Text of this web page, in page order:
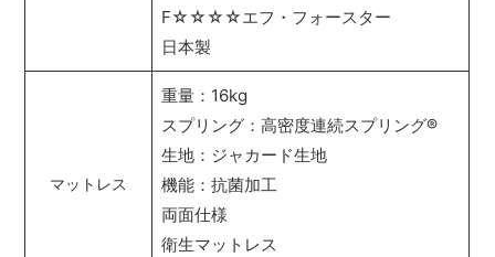
F☆☆☆☆エフ・フォースター
日本製
マットレス
重量：16kg
スプリング：高密度連続スプリング®
生地：ジャカード生地
機能：抗菌加工
両面仕様
衛生マットレス